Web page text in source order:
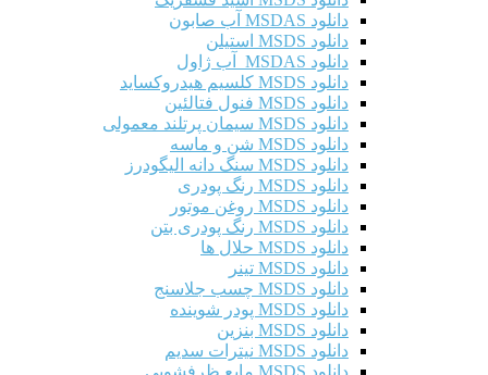
دانلود MSDAS آب صابون
دانلود MSDS استیلن
دانلود MSDAS آب ژاول
دانلود MSDS کلسیم هیدروکساید
دانلود MSDS فنول فتالئین
دانلود MSDS سیمان پرتلند معمولی
دانلود MSDS شن و ماسه
دانلود MSDS سنگ دانه الیگودرز
دانلود MSDS رنگ پودری
دانلود MSDS روغن موتور
دانلود MSDS رنگ پودری بتن
دانلود MSDS حلال ها
دانلود MSDS تینر
دانلود MSDS چسب جلاسنج
دانلود MSDS پودر شوینده
دانلود MSDS بنزین
دانلود MSDS نیترات سدیم
دانلود MSDS مایع ظرفشویی